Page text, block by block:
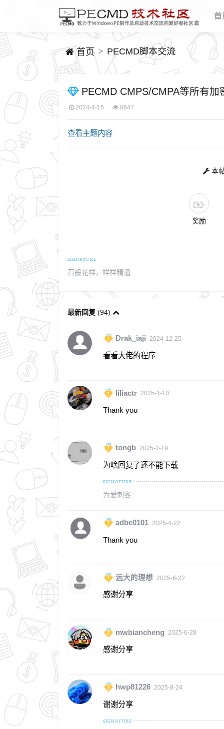
首
首页 PECMD脚本交流
PECMD CMPS/CMPA等所有加
2024-4-15 8647
查看主题内容
本
奖励
百般花样，样样精通
最新回复(94)
Drak_iaji 2024-12-25
看看大佬的程序
liliactr 2025-1-10
Thank you
tongb 2025-2-19
为啥回复了还不能下载
为爱刺客
adbc0101 2025-4-22
Thank you
远大的理想 2025-6-22
感谢分享
mwbiancheng 2025-6-28
感谢分享
hwp81226 2025-8-24
谢谢分享